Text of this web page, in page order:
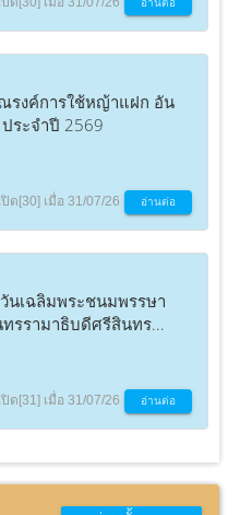
รงค์การใช้หญ้าแฝก อัน
ระจำปี 2569
ปิด[30] เมื่อ 31/07/26 อ่านต่อ
นเฉลิมพระชนมพรรษา
รรามาธิบดีศรีสินทร...
ปิด[31] เมื่อ 31/07/26 อ่านต่อ